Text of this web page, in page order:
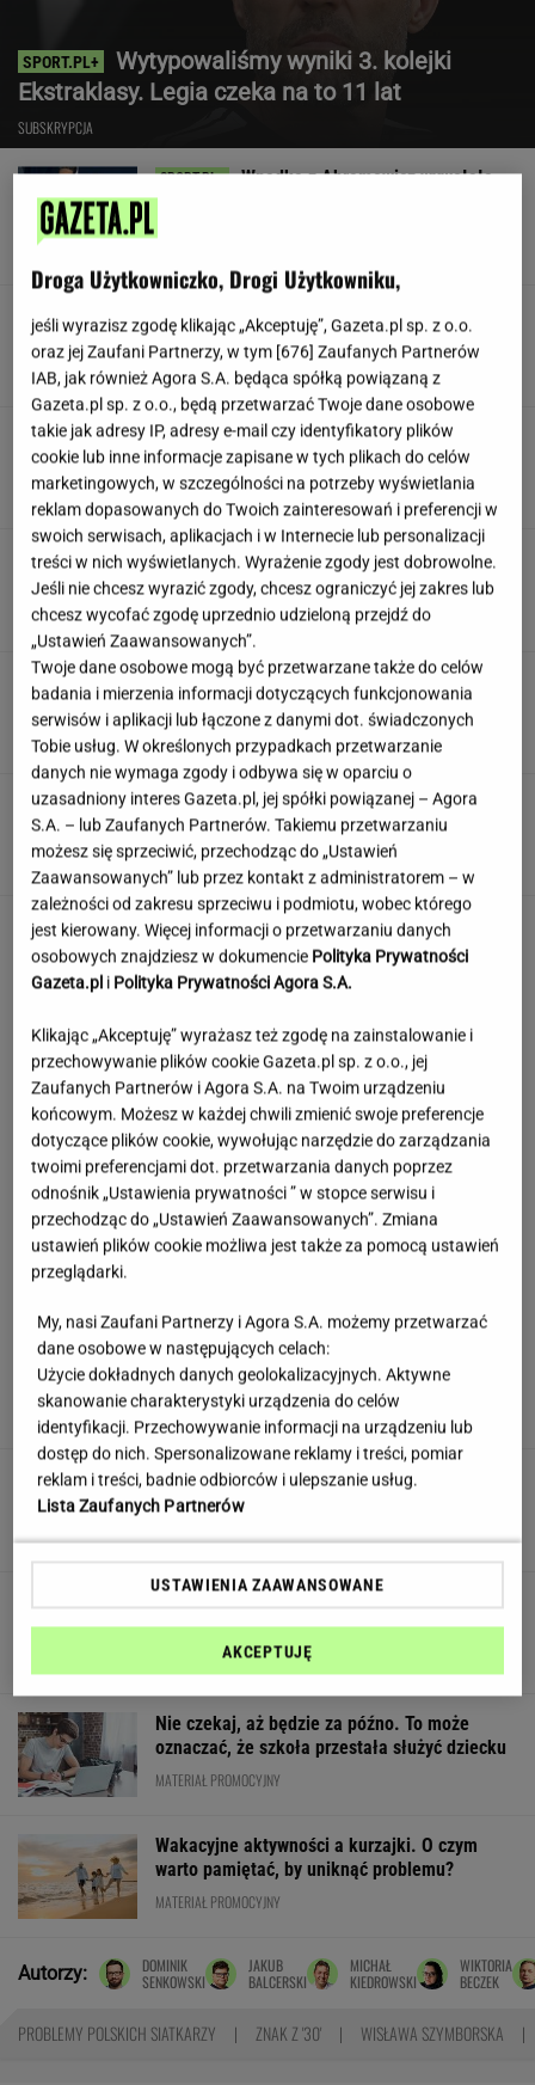
Wytypowaliśmy wyniki 3. kolejki
Ekstraklasy. Legia czeka na to 11 lat
SUBSKRYPCJA
Wpadka z Abramowicz wywołała
szum. U Świątek wydarzyło się coś
Koledzy z branży nie mieli litości dla Kłeczka.
"Odpiął wrotki"
Były szef PIP szuka pracy. Prosi
o radę. "Jakiej domagać się pensji?"
SUBSKRYPCJA
Atak na "rosyjski Amazon". Płonie centrum
logistyczne Wildberries w Jekaterynburgu
Duda ułaskawił Wąsika i
Kamińskiego, jego nie. "Skazał mnie Pan na
karę śmierci"
100 proc. obłożenia w samolotach. Wakacyjny
kierunek jest hitem
Księżniczka musi iść do wojska. Tyle czasu
spędzi w armii
Urzędnicy pukają do domów. Chcą paragonów
MATERIAŁ PROMOCYJNY
trzecie. Co łączy te osoby?
Nie czekaj, aż będzie za późno. To może
oznaczać, że szkoła przestała służyć dziecku
MATERIAŁ PROMOCYJNY
Wakacyjne aktywności a kurzajki. O czym
warto pamiętać, by uniknąć problemu?
MATERIAŁ PROMOCYJNY
Autorzy:
DOMINIK
SENKOWSKI
JAKUB
BALCERSKI
MICHAŁ
KIEDROWSKI
WIKTORIA
BECZEK
PROBLEMY POLSKICH SIATKARZY ZNAK Z '30' WISŁAWA SZYMBORSKA
Droga Użytkowniczko, Drogi Użytkowniku,
jeśli wyrazisz zgodę klikając „Akceptuję”, Gazeta.pl sp. z o.o.
oraz jej Zaufani Partnerzy, w tym [676] Zaufanych Partnerów
IAB, jak również Agora S.A. będąca spółką powiązaną z
Gazeta.pl sp. z o.o., będą przetwarzać Twoje dane osobowe
takie jak adresy IP, adresy e-mail czy identyfikatory plików
cookie lub inne informacje zapisane w tych plikach do celów
marketingowych, w szczególności na potrzeby wyświetlania
reklam dopasowanych do Twoich zainteresowań i preferencji w
swoich serwisach, aplikacjach i w Internecie lub personalizacji
treści w nich wyświetlanych. Wyrażenie zgody jest dobrowolne.
Jeśli nie chcesz wyrazić zgody, chcesz ograniczyć jej zakres lub
chcesz wycofać zgodę uprzednio udzieloną przejdź do
„Ustawień Zaawansowanych”.
Twoje dane osobowe mogą być przetwarzane także do celów
badania i mierzenia informacji dotyczących funkcjonowania
serwisów i aplikacji lub łączone z danymi dot. świadczonych
Tobie usług. W określonych przypadkach przetwarzanie
danych nie wymaga zgody i odbywa się w oparciu o
uzasadniony interes Gazeta.pl, jej spółki powiązanej – Agora
S.A. – lub Zaufanych Partnerów. Takiemu przetwarzaniu
możesz się sprzeciwić, przechodząc do „Ustawień
Zaawansowanych” lub przez kontakt z administratorem – w
zależności od zakresu sprzeciwu i podmiotu, wobec którego
jest kierowany. Więcej informacji o przetwarzaniu danych
osobowych znajdziesz w dokumencie Polityka Prywatności
Gazeta.pl i Polityka Prywatności Agora S.A.
Klikając „Akceptuję” wyrażasz też zgodę na zainstalowanie i
przechowywanie plików cookie Gazeta.pl sp. z o.o., jej
Zaufanych Partnerów i Agora S.A. na Twoim urządzeniu
końcowym. Możesz w każdej chwili zmienić swoje preferencje
dotyczące plików cookie, wywołując narzędzie do zarządzania
twoimi preferencjami dot. przetwarzania danych poprzez
odnośnik „Ustawienia prywatności ” w stopce serwisu i
przechodząc do „Ustawień Zaawansowanych”. Zmiana
ustawień plików cookie możliwa jest także za pomocą ustawień
przeglądarki.
My, nasi Zaufani Partnerzy i Agora S.A. możemy przetwarzać
dane osobowe w następujących celach:
Użycie dokładnych danych geolokalizacyjnych. Aktywne
skanowanie charakterystyki urządzenia do celów
identyfikacji. Przechowywanie informacji na urządzeniu lub
dostęp do nich. Spersonalizowane reklamy i treści, pomiar
reklam i treści, badnie odbiorców i ulepszanie usług.
Lista Zaufanych Partnerów
USTAWIENIA ZAAWANSOWANE
AKCEPTUJĘ